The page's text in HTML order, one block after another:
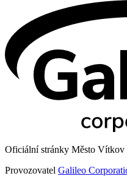
Oficiální stránky Město
Provozovatel Galileo